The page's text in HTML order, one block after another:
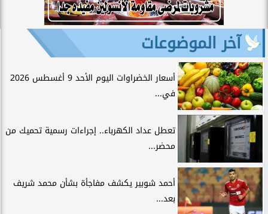
آخر الموضوعات
أسعار الخضراوات اليوم الأحد 9 أغسطس 2026
في...
تعطل عداد الكهرباء.. إجراءات رسمية تحميك من
محضر...
أحمد شوبير يكشف مفاجأة بشأن محمد شريف
بعد...